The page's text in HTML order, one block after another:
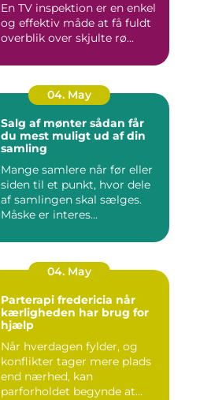
En TV inspektion er en enkel
og effektiv måde at få fuldt
overblik over skjulte rø...
04. May
Salg af mønter sådan får
du mest muligt ud af din
samling
Mange samlere når før eller
siden til et punkt, hvor dele
af samlingen skal sælges.
Måske er interes...
04. May
Parterapi fredericia når
kærligheden har brug for
hjælp
Når hverdagen fylder, og
konflikter tager mere plads
end nærhed, kan
parforholdet begynde at